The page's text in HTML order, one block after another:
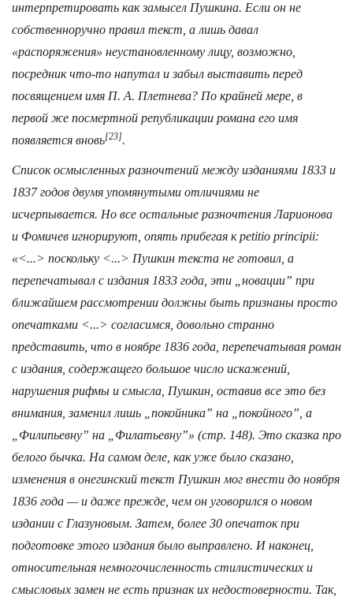
интерпретировать как замысел Пушкина. Если он не
собственноручно правил текст, а лишь давал
«распоряжения» неустановленному лицу, возможно,
посредник что-то напутал и забыл выставить перед
посвящением имя П. А. Плетнева? По крайней мере, в
первой же посмертной републикации романа его имя
появляется вновь[23].
Список осмысленных разночтений между изданиями 1833 и
1837 годов двумя упомянутыми отличиями не
исчерпывается. Но все остальные разночтения Ларионова
и Фомичев игнорируют, опять прибегая к petitio principii:
«<...> поскольку <...> Пушкин текста не готовил, а
перепечатывал с издания 1833 года, эти „новации” при
ближайшем рассмотрении должны быть признаны просто
опечатками <...> согласимся, довольно странно
представить, что в ноябре 1836 года, перепечатывая роман
с издания, содержащего большое число искажений,
нарушения рифмы и смысла, Пушкин, оставив все это без
внимания, заменил лишь „покойника” на „покойного”, а
„Филипьевну” на „Филатьевну”» (стр. 148). Это сказка про
белого бычка. На самом деле, как уже было сказано,
изменения в онегинский текст Пушкин мог внести до ноября
1836 года — и даже прежде, чем он уговорился о новом
издании с Глазуновым. Затем, более 30 опечаток при
подготовке этого издания было выправлено. И наконец,
относительная немногочисленность стилистических и
смысловых замен не есть признак их недостоверности. Так,